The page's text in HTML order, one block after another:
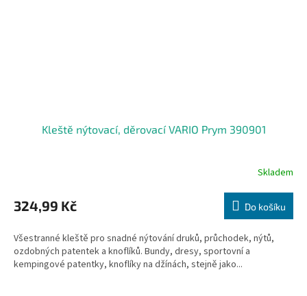
Kleště nýtovací, děrovací VARIO Prym 390901
Skladem
324,99 Kč Do košíku
Všestranné kleště pro snadné nýtování druků, průchodek, nýtů,
ozdobných patentek a knoflíků. Bundy, dresy, sportovní a
kempingové patentky, knoflíky na džínách, stejně jako...